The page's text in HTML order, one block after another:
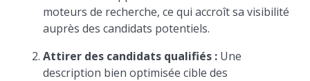
moteurs de recherche, ce qui accroît sa visibilité
auprès des candidats potentiels.
Attirer des candidats qualifiés : Une
description bien optimisée cible des